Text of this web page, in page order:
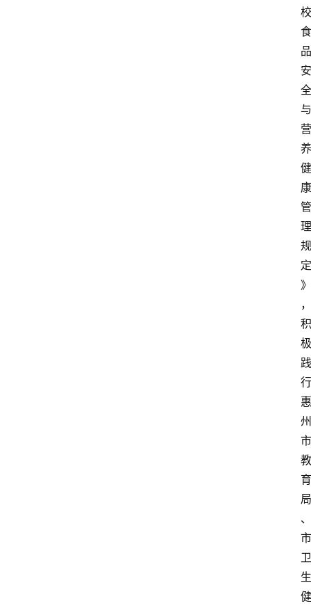
校
食
品
安
全
与
营
养
健
康
管
理
规
定
》
，
积
极
践
行
惠
州
市
教
育
局
、
市
卫
生
健